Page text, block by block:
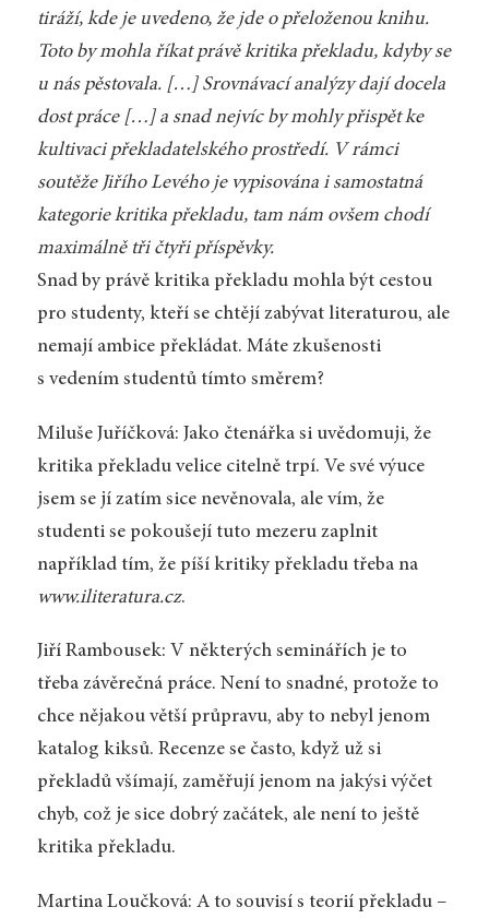
tiráží, kde je uvedeno, že jde o přeloženou knihu.
Toto by mohla říkat právě kritika překladu, kdyby se
u nás pěstovala. […] Srovnávací analýzy dají docela
dost práce […] a snad nejvíc by mohly přispět ke
kultivaci překladatelského prostředí. V rámci
soutěže Jiřího Levého je vypisována i samostatná
kategorie kritika překladu, tam nám ovšem chodí
maximálně tři čtyři příspěvky.
Snad by právě kritika překladu mohla být cestou
pro studenty, kteří se chtějí zabývat literaturou, ale
nemají ambice překládat. Máte zkušenosti
s vedením studentů tímto směrem?
Miluše Juříčková: Jako čtenářka si uvědomuji, že
kritika překladu velice citelně trpí. Ve své výuce
jsem se jí zatím sice nevěnovala, ale vím, že
studenti se pokoušejí tuto mezeru zaplnit
například tím, že píší kritiky překladu třeba na
www.iliteratura.cz.
Jiří Rambousek: V některých seminářích je to
třeba závěrečná práce. Není to snadné, protože to
chce nějakou větší průpravu, aby to nebyl jenom
katalog kiksů. Recenze se často, když už si
překladů všímají, zaměřují jenom na jakýsi výčet
chyb, což je sice dobrý začátek, ale není to ještě
kritika překladu.
Martina Loučková: A to souvisí s teorií překladu –